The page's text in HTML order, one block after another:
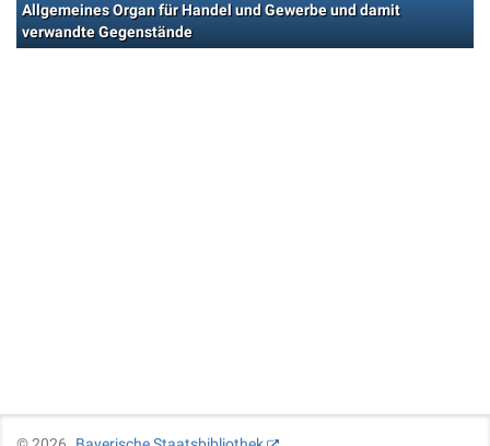
Allgemeines Organ für Handel und Gewerbe und damit
verwandte Gegenstände